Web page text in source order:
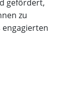
gefördert,
zu
engagierten